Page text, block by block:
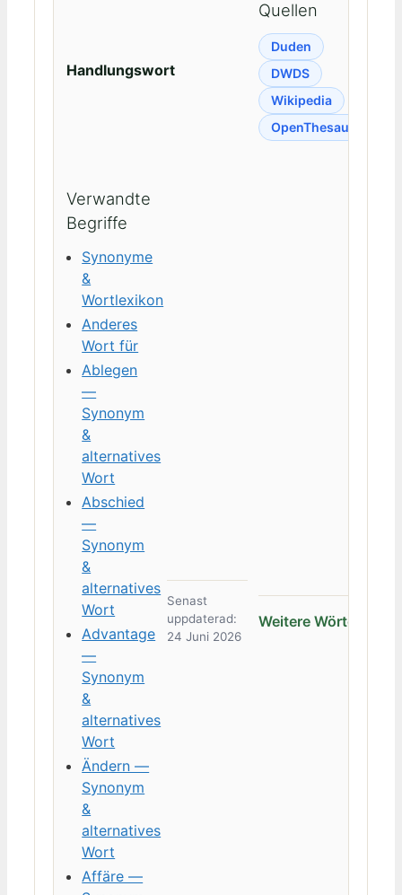
Handlungswort
Quellen
Duden
DWDS
Wikipedia
OpenThesaurus
Verwandte
Begriffe
Synonyme
&
Wortlexikon
Anderes
Wort für
Ablegen
—
Synonym
&
alternatives
Wort
Abschied
—
Synonym
&
alternatives
Wort
Advantage
—
Synonym
&
alternatives
Wort
Ändern —
Synonym
&
alternatives
Wort
Affäre —
Senast
uppdaterad:
24 Juni 2026
Weitere Wörter →